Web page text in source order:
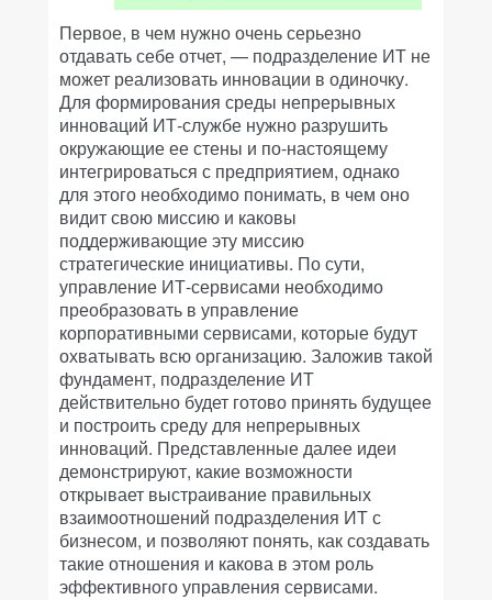
Первое, в чем нужно очень серьезно
отдавать себе отчет, — подразделение ИТ не
может реализовать инновации в одиночку.
Для формирования среды непрерывных
инноваций ИТ-службе нужно разрушить
окружающие ее стены и по-настоящему
интегрироваться с предприятием, однако
для этого необходимо понимать, в чем оно
видит свою миссию и каковы
поддерживающие эту миссию
стратегические инициативы. По сути,
управление ИТ-сервисами необходимо
преобразовать в управление
корпоративными сервисами, которые будут
охватывать всю организацию. Заложив такой
фундамент, подразделение ИТ
действительно будет готово принять будущее
и построить среду для непрерывных
инноваций. Представленные далее идеи
демонстрируют, какие возможности
открывает выстраивание правильных
взаимоотношений подразделения ИТ с
бизнесом, и позволяют понять, как создавать
такие отношения и какова в этом роль
эффективного управления сервисами.